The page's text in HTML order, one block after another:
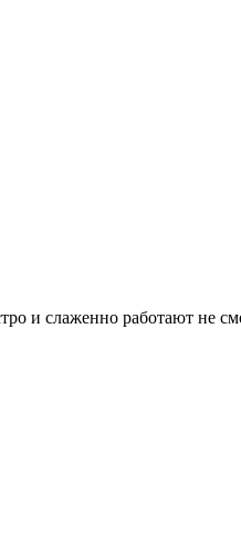
и слаженно работают не